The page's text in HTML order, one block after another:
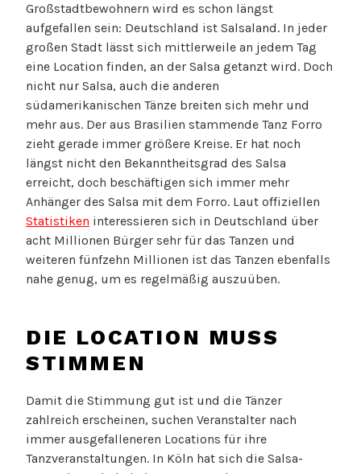
Großstadtbewohnern wird es schon längst
aufgefallen sein: Deutschland ist Salsaland. In jeder
großen Stadt lässt sich mittlerweile an jedem Tag
eine Location finden, an der Salsa getanzt wird. Doch
nicht nur Salsa, auch die anderen
südamerikanischen Tänze breiten sich mehr und
mehr aus. Der aus Brasilien stammende Tanz Forro
zieht gerade immer größere Kreise. Er hat noch
längst nicht den Bekanntheitsgrad des Salsa
erreicht, doch beschäftigen sich immer mehr
Anhänger des Salsa mit dem Forro. Laut offiziellen
Statistiken interessieren sich in Deutschland über
acht Millionen Bürger sehr für das Tanzen und
weiteren fünfzehn Millionen ist das Tanzen ebenfalls
nahe genug, um es regelmäßig auszuüben.
DIE LOCATION MUSS
STIMMEN
Damit die Stimmung gut ist und die Tänzer
zahlreich erscheinen, suchen Veranstalter nach
immer ausgefalleneren Locations für ihre
Tanzveranstaltungen. In Köln hat sich die Salsa-